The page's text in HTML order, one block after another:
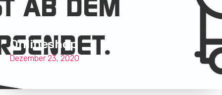
Onlineshop
Dezember 23, 2020